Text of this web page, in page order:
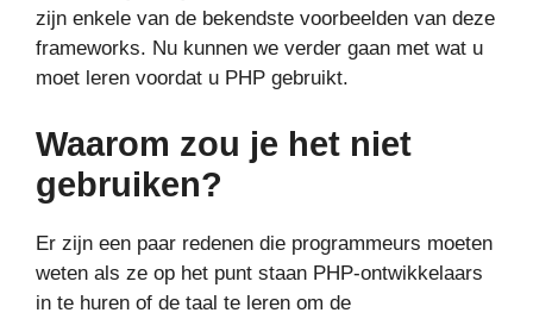
zijn enkele van de bekendste voorbeelden van deze
frameworks. Nu kunnen we verder gaan met wat u
moet leren voordat u PHP gebruikt.
Waarom zou je het niet
gebruiken?
Er zijn een paar redenen die programmeurs moeten
weten als ze op het punt staan PHP-ontwikkelaars
in te huren of de taal te leren om de